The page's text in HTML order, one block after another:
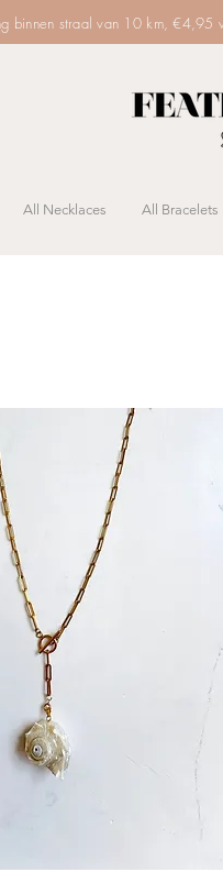
binnen straal van 10 km, €4,95
All Necklaces All Bracelets